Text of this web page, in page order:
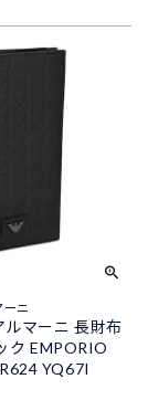
ニ
ルマーニ 長財布
ク EMPORIO
YQ67I